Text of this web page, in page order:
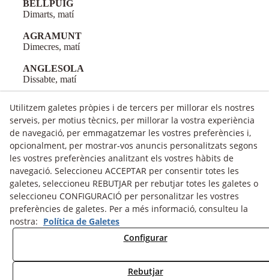
BELLPUIG
Dimarts, matí
AGRAMUNT
Dimecres, matí
ANGLESOLA
Dissabte, matí
SEGUEIX-NOS
Avís Legal Política Cookies
Utilitzem galetes pròpies i de tercers per millorar els nostres
serveis, per motius tècnics, per millorar la vostra experiència
de navegació, per emmagatzemar les vostres preferències i,
opcionalment, per mostrar-vos anuncis personalitzats segons
les vostres preferències analitzant els vostres hàbits de
navegació. Seleccioneu ACCEPTAR per consentir totes les
galetes, seleccioneu REBUTJAR per rebutjar totes les galetes o
seleccioneu CONFIGURACIÓ per personalitzar les vostres
preferències de galetes. Per a més informació, consulteu la
nostra: Política de Galetes
Configurar
Rebutjar